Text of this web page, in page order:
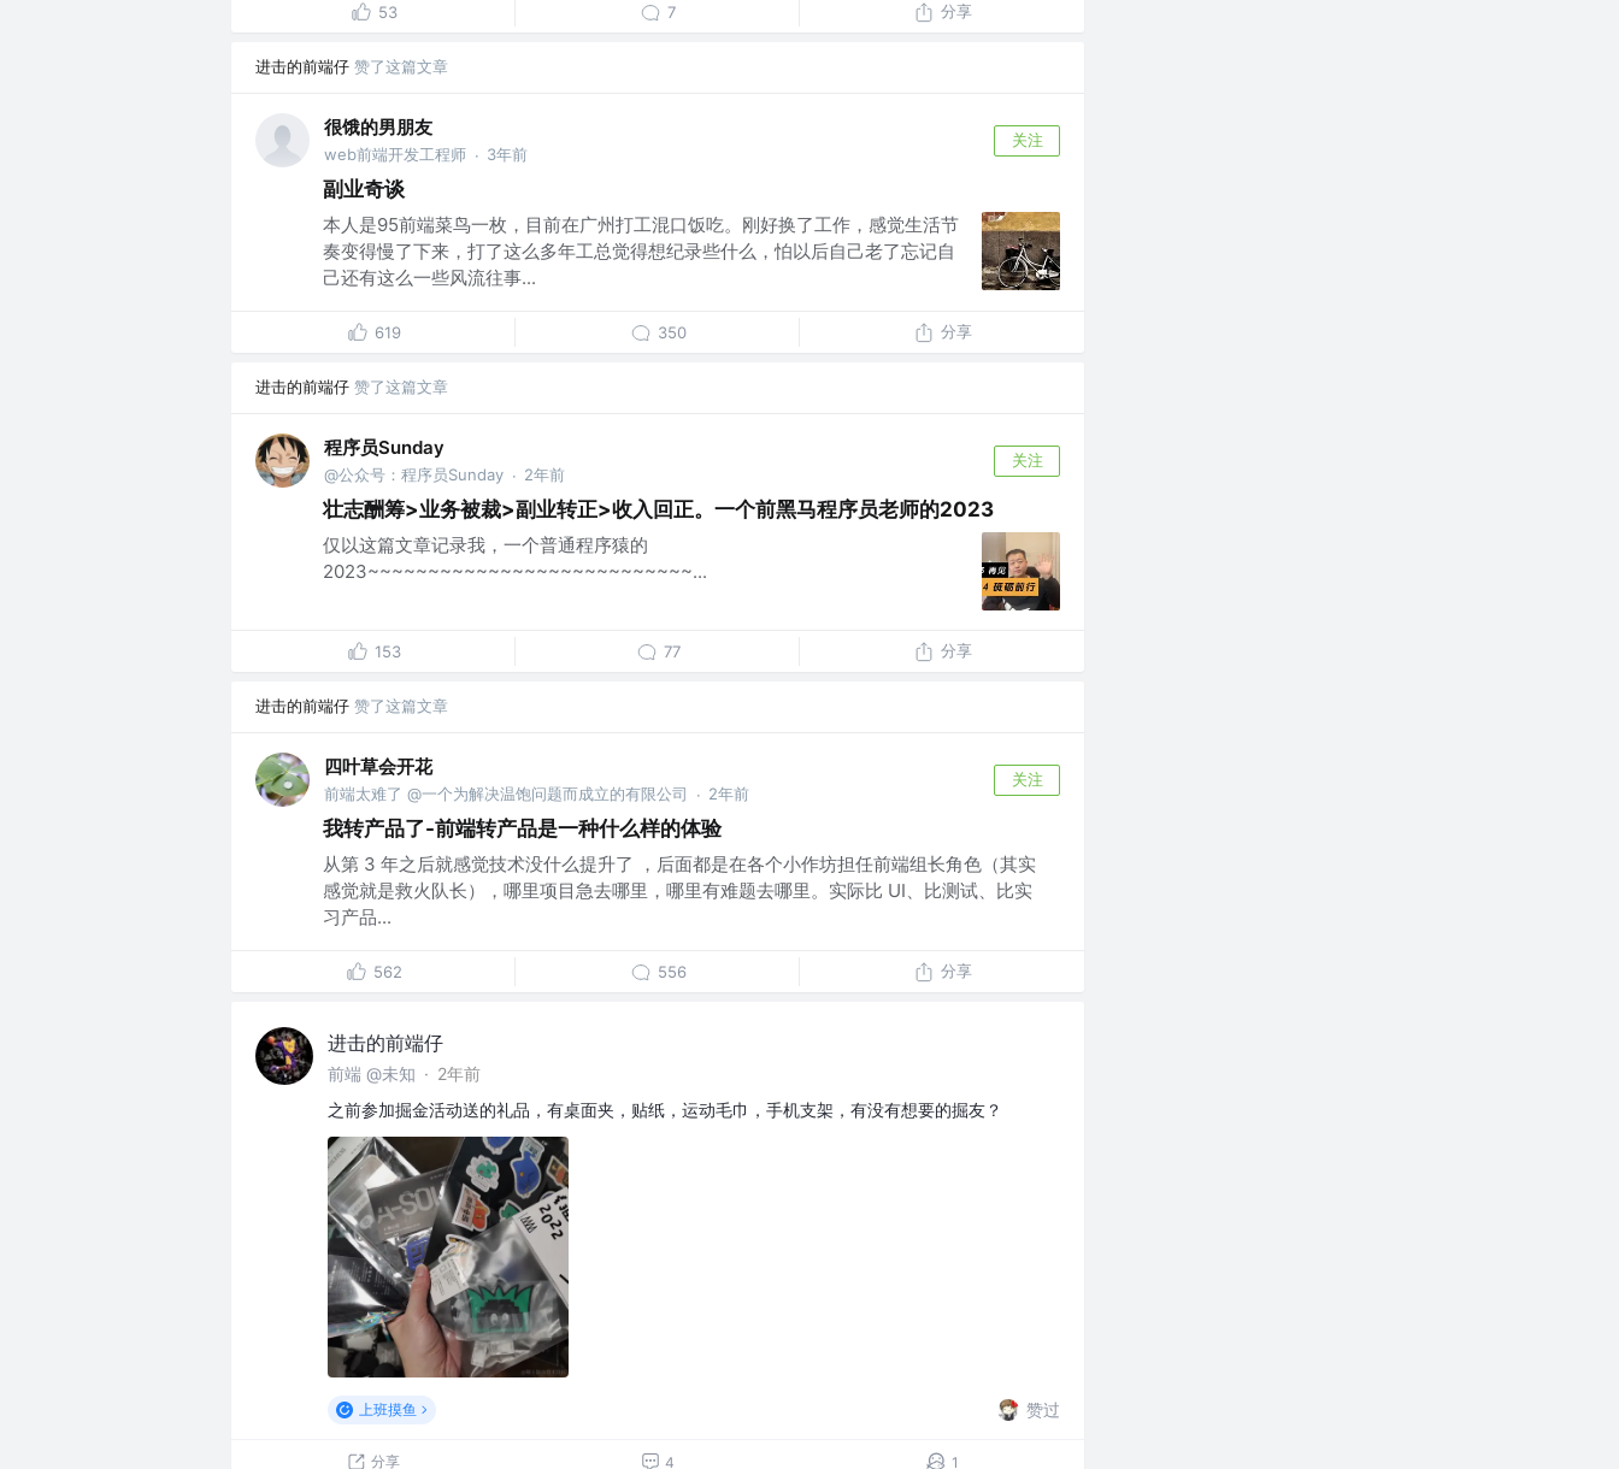
53 7 分享
进击的前端仔 赞了这篇文章
很饿的男朋友
web前端开发工程师 · 3年前
关注
副业奇谈
本人是95前端菜鸟一枚，目前在广州打工混口饭吃。刚好换了工作，感觉生活节
奏变得慢了下来，打了这么多年工总觉得想纪录些什么，怕以后自己老了忘记自
己还有这么一些风流往事...
619 350 分享
进击的前端仔 赞了这篇文章
程序员Sunday
@公众号：程序员Sunday · 2年前
关注
壮志酬筹>业务被裁>副业转正>收入回正。一个前黑马程序员老师的2023
仅以这篇文章记录我，一个普通程序猿的
2023~~~~~~~~~~~~~~~~~~~~~~~~~~~...
153 77 分享
进击的前端仔 赞了这篇文章
四叶草会开花
前端太难了 @一个为解决温饱问题而成立的有限公司 · 2年前
关注
我转产品了-前端转产品是一种什么样的体验
从第 3 年之后就感觉技术没什么提升了 ，后面都是在各个小作坊担任前端组长角色（其实
感觉就是救火队长），哪里项目急去哪里，哪里有难题去哪里。实际比 UI、比测试、比实
习产品...
562 556 分享
进击的前端仔
前端 @未知 · 2年前
之前参加掘金活动送的礼品，有桌面夹，贴纸，运动毛巾，手机支架，有没有想要的掘友？
上班摸鱼 赞过
分享 4 1